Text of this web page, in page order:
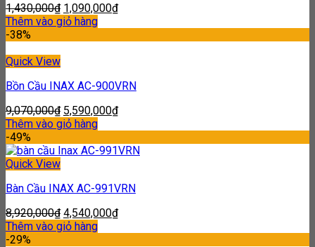
1,430,000₫ 1,090,000₫
Thêm vào giỏ hàng
-38%
Quick View
Bồn Cầu INAX AC-900VRN
9,070,000₫ 5,590,000₫
Thêm vào giỏ hàng
-49%
Quick View
Bàn Cầu INAX AC-991VRN
8,920,000₫ 4,540,000₫
Thêm vào giỏ hàng
-29%